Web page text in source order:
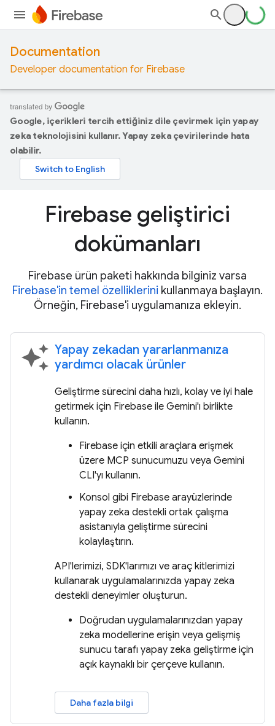
Documentation
Developer documentation for Firebase
Google, içerikleri tercih ettiğiniz dile çevirmek için yapay
zeka teknolojisini kullanır. Yapay zeka çevirilerinde hata
olabilir.
Firebase geliştirici
dokümanları
Firebase ürün paketi hakkında bilginiz varsa
Firebase'in temel özelliklerini kullanmaya başlayın.
Örneğin, Firebase'i uygulamanıza ekleyin.
auto_awesome Yapay zekadan yararlanmanıza
yardımcı olacak ürünler
Geliştirme sürecini daha hızlı, kolay ve iyi hale
getirmek için Firebase ile Gemini'ı birlikte
kullanın.
Firebase için etkili araçlara erişmek
üzere MCP sunucumuzu veya Gemini
CLI'yı kullanın.
Konsol gibi Firebase arayüzlerinde
yapay zeka destekli ortak çalışma
asistanıyla geliştirme sürecini
kolaylaştırın.
API'lerimizi, SDK'larımızı ve araç kitlerimizi
kullanarak uygulamalarınızda yapay zeka
destekli deneyimler oluşturun.
Doğrudan uygulamalarınızdan yapay
zeka modellerine erişin veya gelişmiş
sunucu tarafı yapay zeka geliştirme için
açık kaynaklı bir çerçeve kullanın.
Daha fazla bilgi